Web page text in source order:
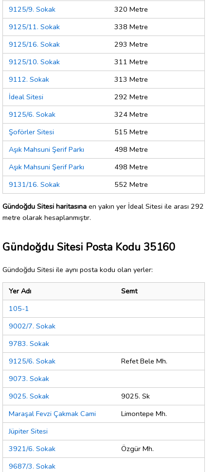
9125/9. Sokak
320 Metre
9125/11. Sokak
338 Metre
9125/16. Sokak
293 Metre
9125/10. Sokak
311 Metre
9112. Sokak
313 Metre
İdeal Sitesi
292 Metre
9125/6. Sokak
324 Metre
Şoförler Sitesi
515 Metre
Aşık Mahsuni Şerif Parkı
498 Metre
Aşık Mahsuni Şerif Parkı
498 Metre
9131/16. Sokak
552 Metre
Gündoğdu Sitesi haritasına en yakın yer İdeal Sitesi ile arası 292
metre olarak hesaplanmıştır.
Gündoğdu Sitesi Posta Kodu 35160
Gündoğdu Sitesi ile aynı posta kodu olan yerler:
Yer Adı
Semt
105-1
9002/7. Sokak
9783. Sokak
9125/6. Sokak
Refet Bele Mh.
9073. Sokak
9025. Sokak
9025. Sk
Maraşal Fevzi Çakmak Cami
Limontepe Mh.
Jüpiter Sitesi
3921/6. Sokak
Özgür Mh.
9687/3. Sokak